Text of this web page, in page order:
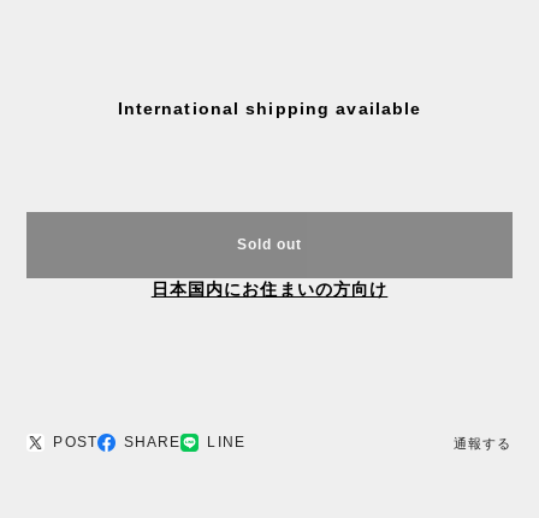
International shipping available
Sold out
日本国内にお住まいの方向け
POST SHARE LINE 通報する